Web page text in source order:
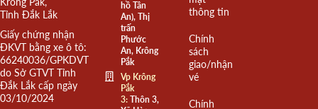
Tỉnh Đắk Lắk
Giấy chứng nhận
ĐKVT bằng xe ô tô:
66240036/GPKDVT
do Sở GTVT Tỉnh
Đắk Lắk cấp ngày
03/10/2024
hồ Tân
An), Thị
trấn
Phước
An, Krông
Pắk
Vp Krông
Pắk
3:Thôn 3,
thông tin
Chính
sách
giao/nhận
vé
Chính